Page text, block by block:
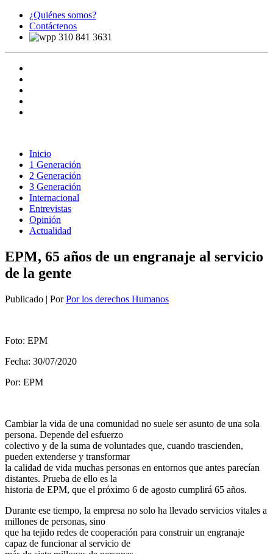
¿Quiénes somos?
Contáctenos
310 841 3631
Inicio
1 Generación
2 Generación
3 Generación
Internacional
Entrevistas
Opinión
Actualidad
EPM, 65 años de un engranaje al servicio
de la gente
Publicado | Por Por los derechos Humanos
Foto: EPM
Fecha: 30/07/2020
Por: EPM
Cambiar la vida de una comunidad no suele ser asunto de una sola
persona. Depende del esfuerzo
colectivo y de la suma de voluntades que, cuando trascienden,
pueden extenderse y transformar
la calidad de vida muchas personas en entornos que antes parecían
distantes. Prueba de ello es la
historia de EPM, que el próximo 6 de agosto cumplirá 65 años.
Durante ese tiempo, la empresa no solo ha llevado servicios vitales a
millones de personas, sino
que ha tejido redes de cooperación para construir un engranaje
capaz de funcionar al servicio de